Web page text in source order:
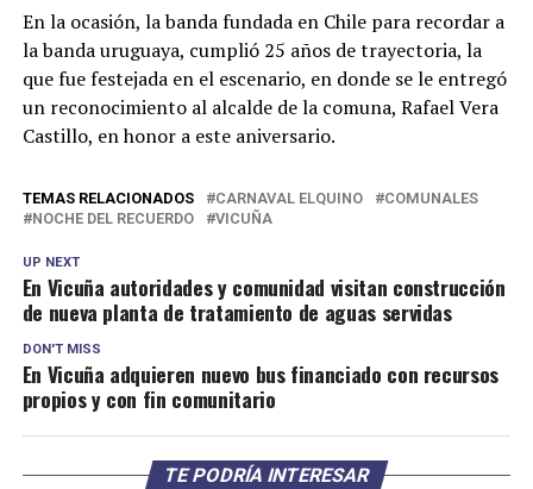
En la ocasión, la banda fundada en Chile para recordar a
la banda uruguaya, cumplió 25 años de trayectoria, la
que fue festejada en el escenario, en donde se le entregó
un reconocimiento al alcalde de la comuna, Rafael Vera
Castillo, en honor a este aniversario.
TEMAS RELACIONADOS CARNAVAL ELQUINO
COMUNALES
NOCHE DEL RECUERDO
VICUÑA
UP NEXT
En Vicuña autoridades y comunidad visitan construcción
de nueva planta de tratamiento de aguas servidas
DON'T MISS
En Vicuña adquieren nuevo bus financiado con recursos
propios y con fin comunitario
TE PODRÍA INTERESAR